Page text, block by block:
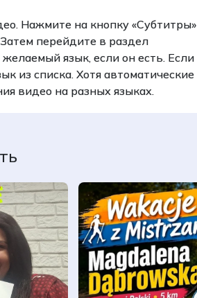
Нажмите на кнопку «Субтитры»
перейдите в раздел
язык, если он есть. Если
из списка. Хотя автоматические
видео на разных языках.